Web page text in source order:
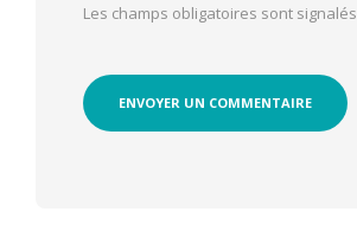
Les champs obligatoires sont signalés